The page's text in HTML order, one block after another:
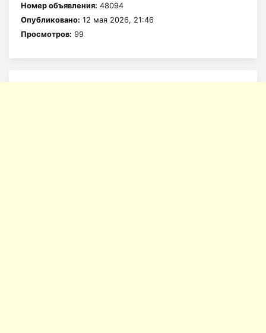
Номер объявления: 48094
Опубликовано: 12 мая 2026, 21:46
Просмотров: 99